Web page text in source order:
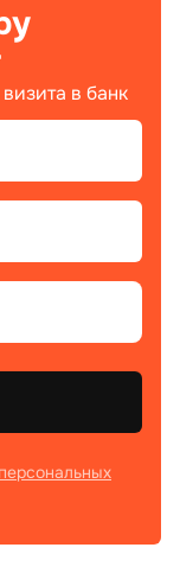
в банк